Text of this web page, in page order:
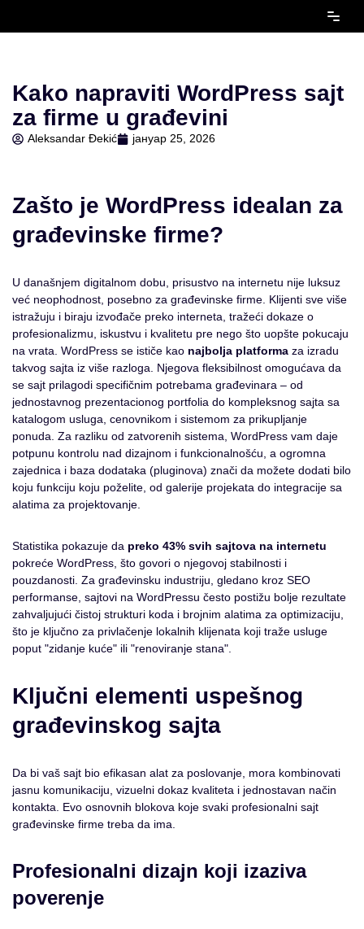
садржај
Kako napraviti WordPress sajt
za firme u građevini
Aleksandar Đekić јануар 25, 2026
Zašto je WordPress idealan za
građevinske firme?
U današnjem digitalnom dobu, prisustvo na internetu nije luksuz
već neophodnost, posebno za građevinske firme. Klijenti sve više
istražuju i biraju izvođače preko interneta, tražeći dokaze o
profesionalizmu, iskustvu i kvalitetu pre nego što uopšte pokucaju
na vrata. WordPress se ističe kao najbolja platforma za izradu
takvog sajta iz više razloga. Njegova fleksibilnost omogućava da
se sajt prilagodi specifičnim potrebama građevinara – od
jednostavnog prezentacionog portfolia do kompleksnog sajta sa
katalogom usluga, cenovnikom i sistemom za prikupljanje
ponuda. Za razliku od zatvorenih sistema, WordPress vam daje
potpunu kontrolu nad dizajnom i funkcionalnošću, a ogromna
zajednica i baza dodataka (pluginova) znači da možete dodati bilo
koju funkciju koju poželite, od galerije projekata do integracije sa
alatima za projektovanje.
Statistika pokazuje da preko 43% svih sajtova na internetu
pokreće WordPress, što govori o njegovoj stabilnosti i
pouzdanosti. Za građevinsku industriju, gledano kroz SEO
performanse, sajtovi na WordPressu često postižu bolje rezultate
zahvaljujući čistoj strukturi koda i brojnim alatima za optimizaciju,
što je ključno za privlačenje lokalnih klijenata koji traže usluge
poput "zidanje kuće" ili "renoviranje stana".
Ključni elementi uspešnog
građevinskog sajta
Da bi vaš sajt bio efikasan alat za poslovanje, mora kombinovati
jasnu komunikaciju, vizuelni dokaz kvaliteta i jednostavan način
kontakta. Evo osnovnih blokova koje svaki profesionalni sajt
građevinske firme treba da ima.
Profesionalni dizajn koji izaziva
poverenje